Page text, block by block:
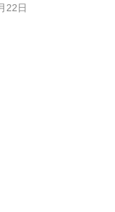
22日